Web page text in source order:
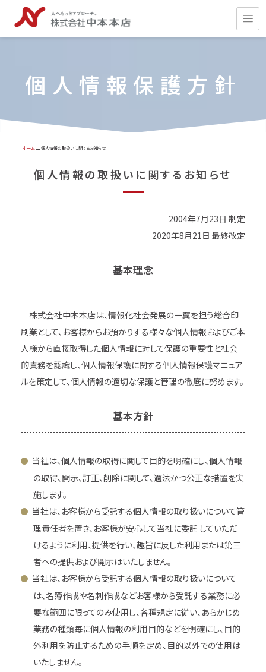
個人情報保護方針
ホーム 個人情報の取扱いに関するお知らせ
個 人情報の取扱い に関する お知 らせ
2004年7月23日 制定
2020年8月21日 最終改定
基本理念
株式会社中本本店は、情報化社会発展の一翼を担う総合印
刷業として、お客様からお預かりする様々な個人情報およびご本
人様から直接取得した個人情報に対して保護の重要性と社会
的責務を認識し、個人情報保護に関する個人情報保護マニュア
ルを策定して、個人情報の適切な保護と管理の徹底に努めます。
基本方針
当社は、個人情報の取得に関して目的を明確にし、個人情報
の取得、開示、訂正、削除に関して、適法かつ公正な措置を実
施します。
当社は、お客様から受託する個人情報の取り扱いについて管
理責任者を置き、お客様が安心して当社に委託 していただ
けるように利用、提供を行い、趣旨に反した利用または第三
者への提供および開示はいたしません。
当社は、お客様から受託する個人情報の取り扱いについて
は、名簿作成や名刺作成などお客様から受託する業務に必
要な範囲に限ってのみ使用し、各種規定に従い、あらかじめ
業務の種類毎に個人情報の利用目的などを明確にし、目的
外利用を防止するための手順を定め、目的以外での使用は
いたしません。